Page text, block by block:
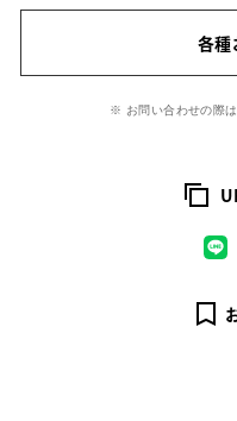
各種
※ お問い合わせの際